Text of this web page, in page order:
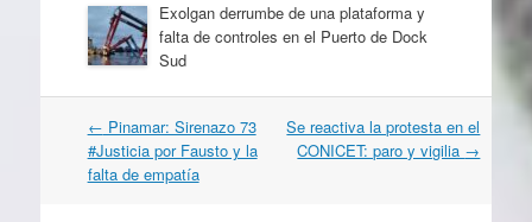
Exolgan derrumbe de una plataforma y
falta de controles en el Puerto de Dock
Sud
Navegación
por
artículos
← Pinamar: Sirenazo 73
#Justicia por Fausto y la
falta de empatía
Se reactiva la protesta en el
CONICET: paro y vigilia →